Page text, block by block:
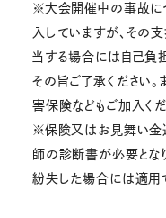
※大会開催中の事故に
入していますが、その
当する場合には自己負担
その旨ご了承ください
害保険などもご加入くだ
※保険又はお見舞い金
師の診断書が必要とな
紛失した場合には適用